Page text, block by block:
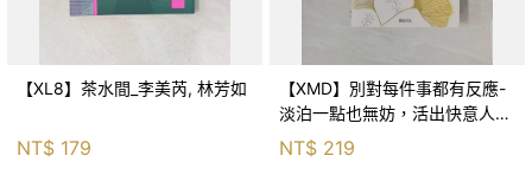
【XL8】茶水間_李美芮, 林芳如
NT$ 179
【XMD】別對每件事都有反應-
淡泊一點也無妨，活出快意人生
的99個禪練習！_枡野俊明, 黃
薇嬪
NT$ 219